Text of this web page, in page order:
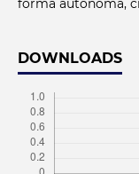
forma autônoma,
DOWNLOADS